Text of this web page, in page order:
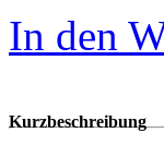
In den
Kurzbeschreibung